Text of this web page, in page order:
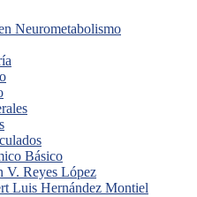
Neurometabolismo
Básico
V. Reyes López
Luis Hernández Montiel